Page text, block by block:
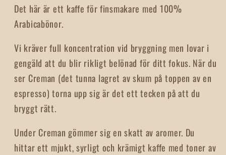
Det här är ett kaffe för finsmakare med 100%
Arabicabönor.
Vi kräver full koncentration vid bryggning men lovar i
gengäld att du blir rikligt belönad för ditt fokus. När du
ser Creman (det tunna lagret av skum på toppen av en
espresso) torna upp sig är det ett tecken på att du
bryggt rätt.
Under Creman gömmer sig en skatt av aromer. Du
hittar ett mjukt, syrligt och krämigt kaffe med toner av